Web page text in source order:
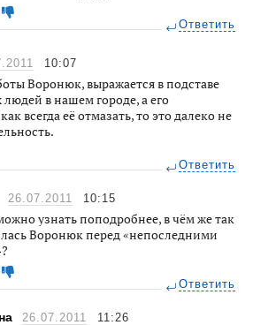
Ответить
10:07
Воронюк, выражается в подставе
в нашем городе, а его
всегда её отмазать, то это далеко не
Ответить
26.07.2011 10:15
узнать поподробнее, в чём же так
Воронюк перед «непоследними
Ответить
26.07.2011 11:26